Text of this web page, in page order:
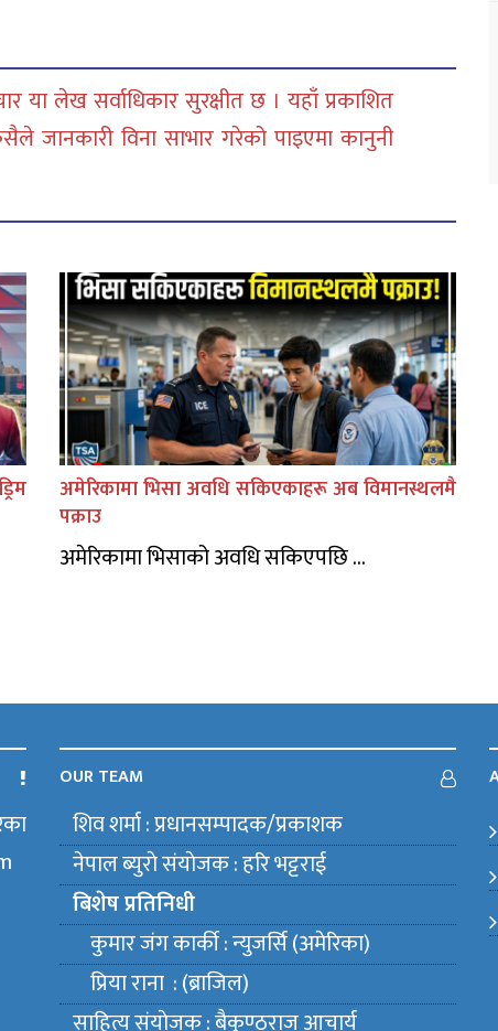
या लेख सर्वाधिकार सुरक्षीत छ । यहाँ प्रकाशित
जानकारी विना साभार गरेको पाइएमा कानुनी
अमेरिकामा भिसा अवधि सकिएकाहरू अब विमानस्थलमै
पक्राउ
अमेरिकामा भिसाको अवधि सकिएपछि ...
OUR TEAM
शिव शर्मा : प्रधानसम्पादक/प्रकाशक
नेपाल ब्युराे संयाेजक : हरि भट्टराई
बिशेष प्रतिनिधी
कुमार जंग कार्की : न्युजर्सि (अमेरिका)
प्रिया राना : (ब्राजिल)
साहित्य संयाेजक : बैकुण्ठराज आचार्य